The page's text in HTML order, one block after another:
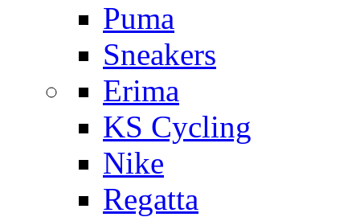
Puma
Sneakers
Erima
KS Cycling
Nike
Regatta